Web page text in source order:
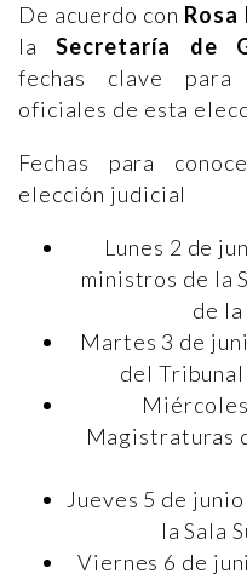
De acuerdo con Rosa
laSecretaría de
fechas clave para
oficiales de esta
Fechas para
elección judicial
Lunes 2 de
ministros de la
de
Martes 3 de
del
Magistraturas
Jueves 5 de
la Sala
Viernes 6 de